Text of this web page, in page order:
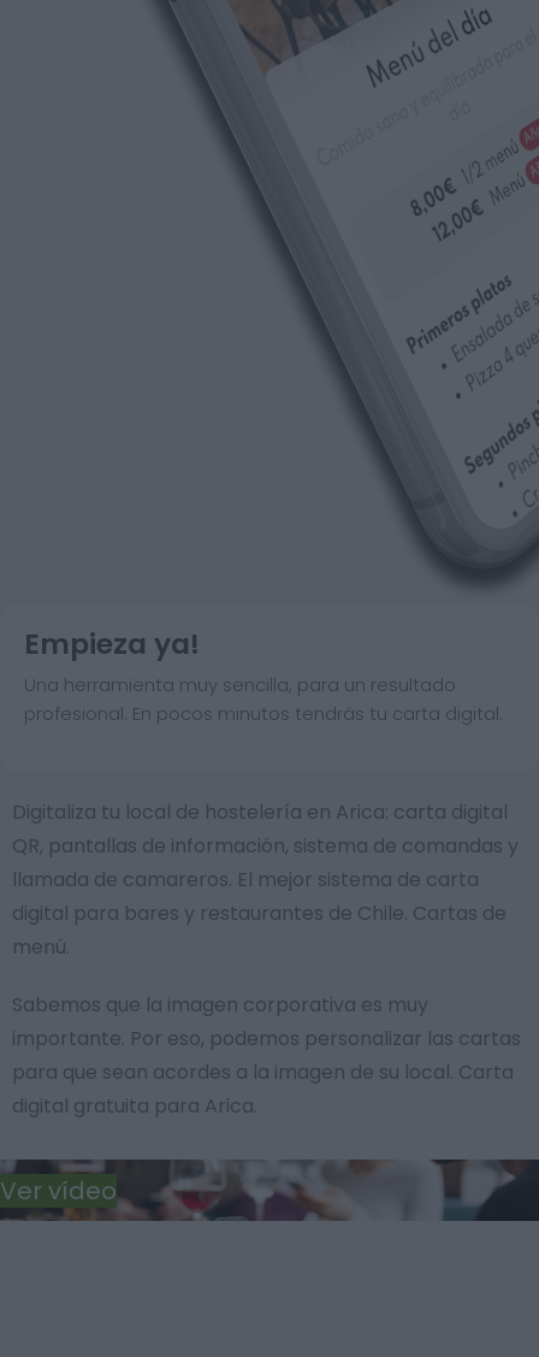
Empieza ya!
Una herramienta muy sencilla, para un resultado
profesional. En pocos minutos tendrás tu carta digital.
Digitaliza tu local de hostelería en Arica: carta digital
QR, pantallas de información, sistema de comandas y
llamada de camareros. El mejor sistema de carta
digital para bares y restaurantes de Chile. Cartas de
menú.
Sabemos que la imagen corporativa es muy
importante. Por eso, podemos personalizar las cartas
para que sean acordes a la imagen de su local. Carta
digital gratuita para Arica.
Ver vídeo